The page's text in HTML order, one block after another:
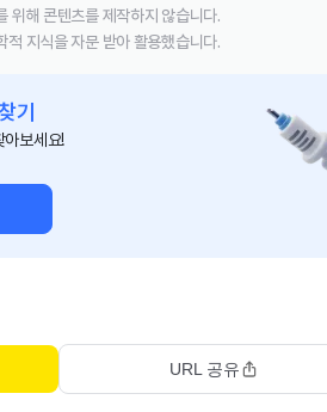
위해 콘텐츠를 제작하지 않습니다.
적 지식을 자문 받아 활용했습니다.
기
아보세요!
URL 공유